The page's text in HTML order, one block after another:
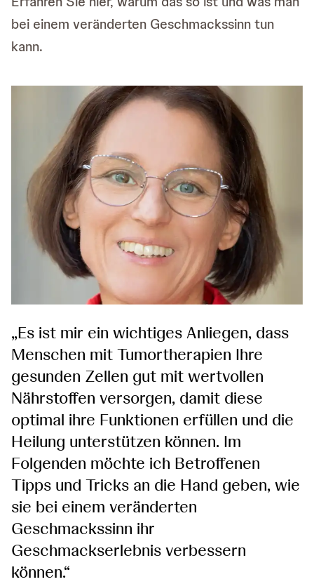
bei einem veränderten Geschmackssinn tun
kann.
„Es ist mir ein wichtiges Anliegen, dass
Menschen mit Tumortherapien Ihre
gesunden Zellen gut mit wertvollen
Nährstoffen versorgen, damit diese
optimal ihre Funktionen erfüllen und die
Heilung unterstützen können. Im
Folgenden möchte ich Betroffenen
Tipps und Tricks an die Hand geben, wie
sie bei einem veränderten
Geschmackssinn ihr
Geschmackserlebnis verbessern
können.“